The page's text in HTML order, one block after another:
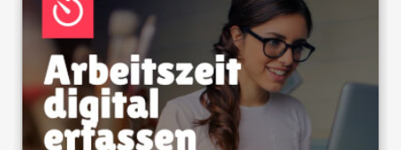
Virtuelle
Digitale